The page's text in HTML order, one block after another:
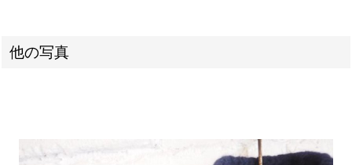
他の写真